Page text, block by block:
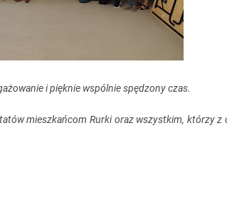
i pięknie wspólnie spędzony czas.
mieszkańcom Rurki oraz wszystkim, którzy z